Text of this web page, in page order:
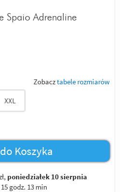
Spaio Adrenaline
Zobacztabele rozmiarów
XXL
Koszyka
poniedziałek 10 sierpnia
15 godz. 13 min